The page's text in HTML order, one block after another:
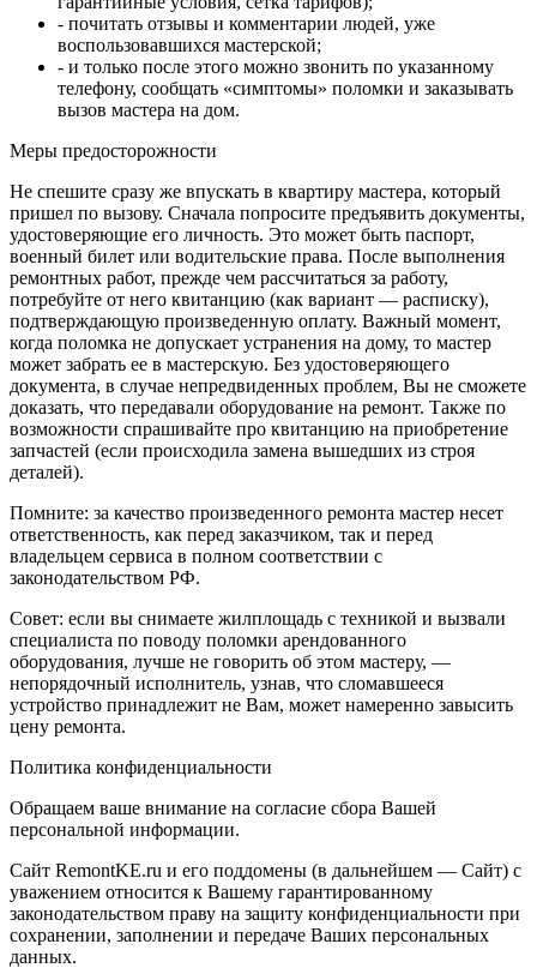
- почитать отзывы и комментарии людей, уже
воспользовавшихся мастерской;
- и только после этого можно звонить по указанному
телефону, сообщать «симптомы» поломки и заказывать
вызов мастера на дом.
Меры предосторожности
Не спешите сразу же впускать в квартиру мастера, который
пришел по вызову. Сначала попросите предъявить документы,
удостоверяющие его личность. Это может быть паспорт,
военный билет или водительские права. После выполнения
ремонтных работ, прежде чем рассчитаться за работу,
потребуйте от него квитанцию (как вариант — расписку),
подтверждающую произведенную оплату. Важный момент,
когда поломка не допускает устранения на дому, то мастер
может забрать ее в мастерскую. Без удостоверяющего
документа, в случае непредвиденных проблем, Вы не сможете
доказать, что передавали оборудование на ремонт. Также по
возможности спрашивайте про квитанцию на приобретение
запчастей (если происходила замена вышедших из строя
деталей).
Помните: за качество произведенного ремонта мастер несет
ответственность, как перед заказчиком, так и перед
владельцем сервиса в полном соответствии с
законодательством РФ.
Совет: если вы снимаете жилплощадь с техникой и вызвали
специалиста по поводу поломки арендованного
оборудования, лучше не говорить об этом мастеру, —
непорядочный исполнитель, узнав, что сломавшееся
устройство принадлежит не Вам, может намеренно завысить
цену ремонта.
Политика конфиденциальности
Обращаем ваше внимание на согласие сбора Вашей
персональной информации.
Сайт RemontKE.ru и его поддомены (в дальнейшем — Сайт) с
уважением относится к Вашему гарантированному
законодательством праву на защиту конфиденциальности при
сохранении, заполнении и передаче Ваших персональных
данных.